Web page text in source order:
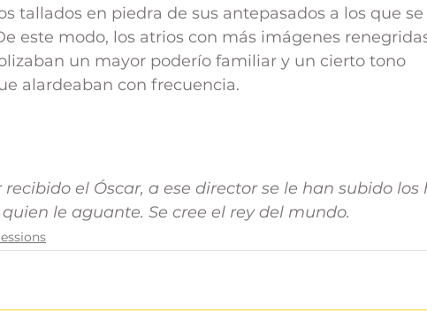
tallados en piedra de sus antepasados a los que se
este modo, los atrios con más imágenes
un mayor poderío familiar y un cierto tono
alardeaban con frecuencia.
el Óscar, a ese director se le han subido los
le aguante. Se cree el rey del mundo.